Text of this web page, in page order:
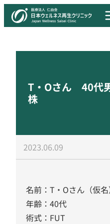
T・Oさん 40代
株
2023.06.09
名前：T・Oさん（仮名
年齢：40代
術式：FUT